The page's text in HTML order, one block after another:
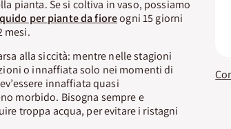
pianta. Se si coltiva in vaso, possiamo
per piante da fioreogni 15 giorni
mesi.
alla siccità: mentre nelle stagioni
o innaffiata solo nei momenti di
innaffiata quasi
morbido. Bisogna sempre e
troppa acqua, per evitare i ristagni